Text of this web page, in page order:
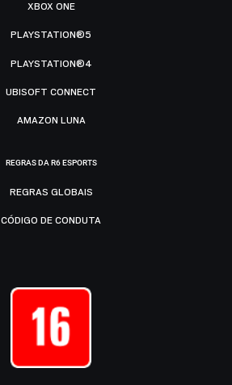
XBOX ONE
PLAYSTATION®5
PLAYSTATION®4
UBISOFT CONNECT
AMAZON LUNA
REGRAS DA R6 ESPORTS
REGRAS GLOBAIS
CÓDIGO DE CONDUTA